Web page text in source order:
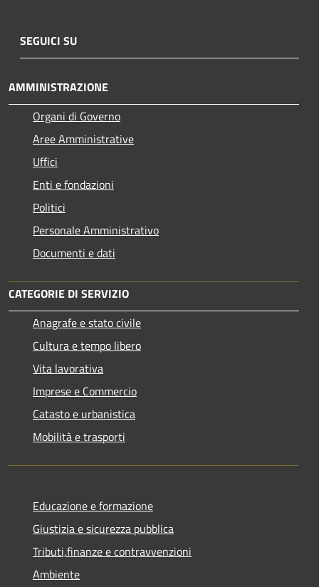
SEGUICI SU
AMMINISTRAZIONE
Organi di Governo
Aree Amministrative
Uffici
Enti e fondazioni
Politici
Personale Amministrativo
Documenti e dati
CATEGORIE DI SERVIZIO
Anagrafe e stato civile
Cultura e tempo libero
Vita lavorativa
Imprese e Commercio
Catasto e urbanistica
Mobilità e trasporti
Educazione e formazione
Giustizia e sicurezza pubblica
Tributi,finanze e contravvenzioni
Ambiente